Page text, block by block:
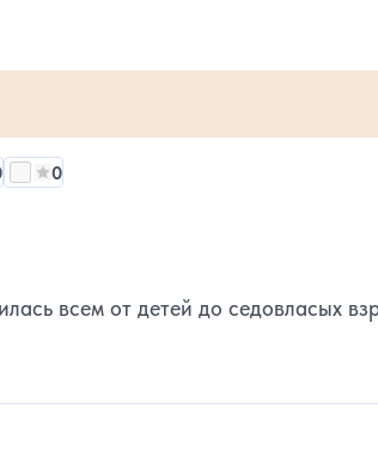
звезд:
количество звезд:
Оценка, количество звезд:
0
всем от детей до седовласых